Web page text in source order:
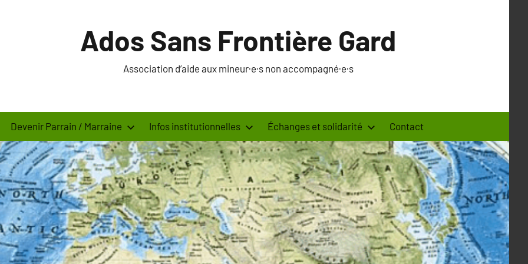
Ados Sans Frontière Gard
Association d’aide aux mineur·e·s non accompagné·e·s
Devenir Parrain / Marraine Infos institutionnelles Échanges et solidarité Contact